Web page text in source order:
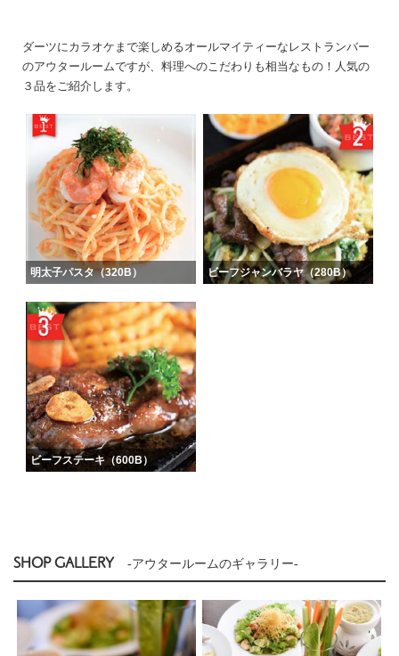
ダーツにカラオケまで楽しめるオールマイティーなレストランバー
のアウタールームですが、料理へのこだわりも相当なもの！人気の
３品をご紹介します。
明太子パスタ（320B） ビーフジャンバラヤ（280B）
ビーフステーキ（600B）
SHOP GALLERY -アウタールームのギャラリー-